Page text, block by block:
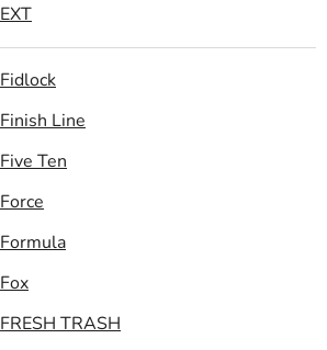
EXT
Fidlock
Finish Line
Five Ten
Force
Formula
Fox
FRESH TRASH